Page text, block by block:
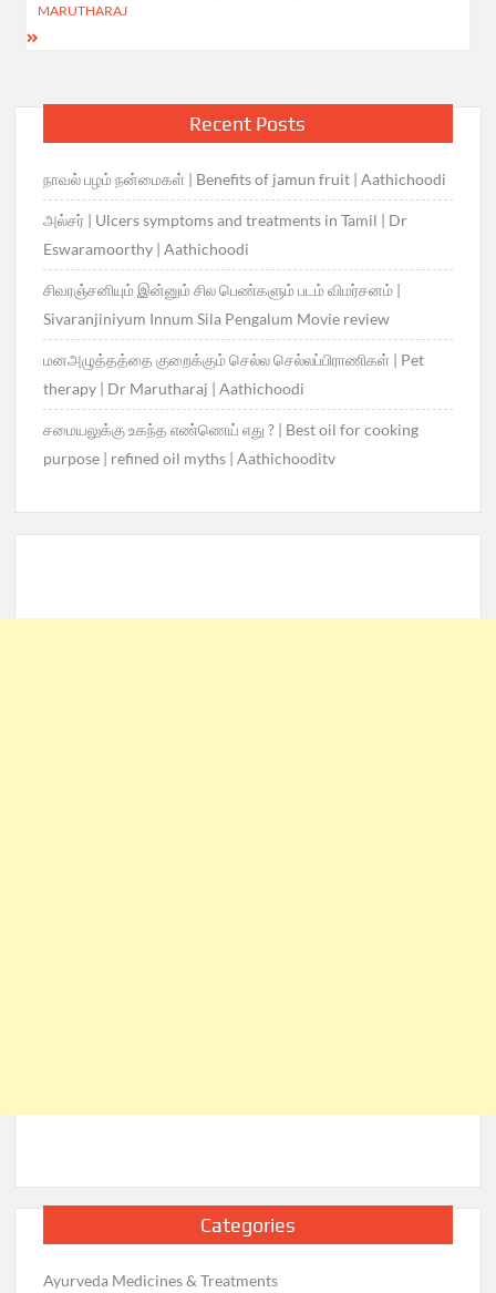
MARUTHARAJ
Recent Posts
நாவல் பழம் நன்மைகள் | Benefits of jamun fruit | Aathichoodi
அல்சர் | Ulcers symptoms and treatments in Tamil | Dr
Eswaramoorthy | Aathichoodi
சிவரஞ்சனியும் இன்னும் சில பெண்களும் படம் விமர்சனம் |
Sivaranjiniyum Innum Sila Pengalum Movie review
மனஅழுத்தத்தை குறைக்கும் செல்ல செல்லப்பிராணிகள் | Pet
therapy | Dr Marutharaj | Aathichoodi
சமையலுக்கு உகந்த எண்ணெய் எது ? | Best oil for cooking
purpose | refined oil myths | Aathichooditv
Categories
Ayurveda Medicines & Treatments